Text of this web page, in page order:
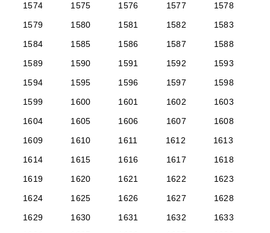
1574
1575 1576 1577
1578
1579
1580 1581 1582
1583
1584
1585 1586 1587
1588
1589
1590 1591 1592
1593
1594
1595 1596 1597
1598
1599
1600 1601 1602
1603
1604
1605 1606 1607
1608
1609
1610 1611 1612
1613
1614
1615 1616 1617
1618
1619
1620 1621 1622
1623
1624
1625 1626 1627
1628
1629
1630 1631 1632
1633